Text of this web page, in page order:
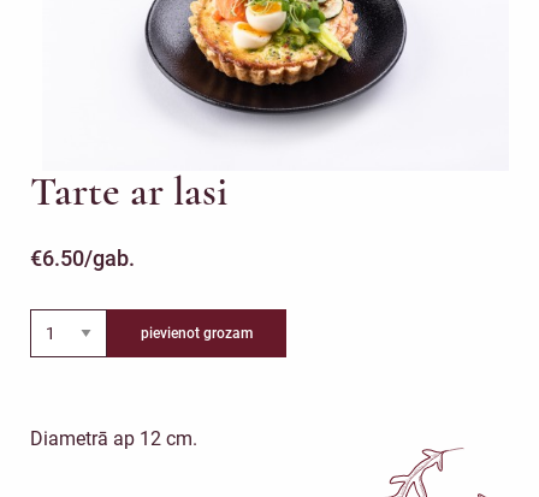
Tarte ar lasi
€6.50/gab.
pievienot grozam
Diametrā ap 12 cm.